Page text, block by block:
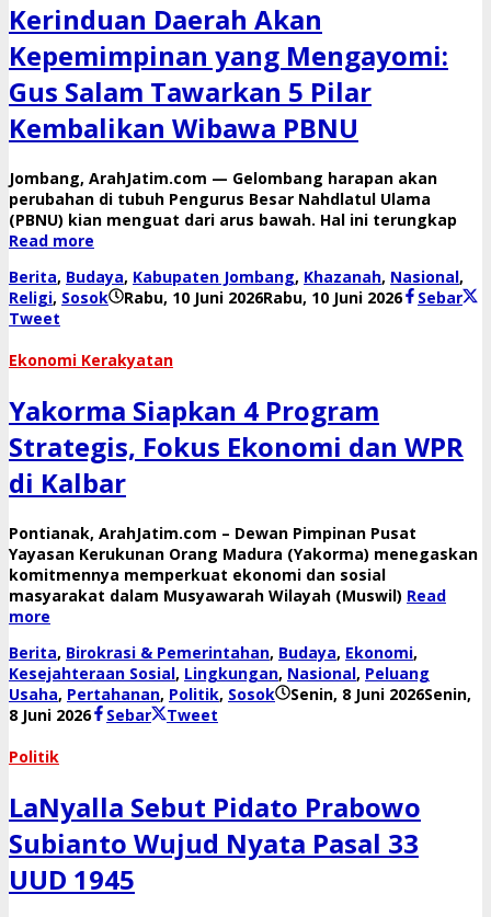
Kerinduan Daerah Akan
Kepemimpinan yang Mengayomi:
Gus Salam Tawarkan 5 Pilar
Kembalikan Wibawa PBNU
​Jombang, ArahJatim.com — Gelombang harapan akan
perubahan di tubuh Pengurus Besar Nahdlatul Ulama
(PBNU) kian menguat dari arus bawah. Hal ini terungkap
Read more
Berita, Budaya, Kabupaten Jombang, Khazanah, Nasional,
Religi, Sosok Rabu, 10 Juni 2026Rabu, 10 Juni 2026olehSebar
Tweet
Ekonomi Kerakyatan
Yakorma Siapkan 4 Program
Strategis, Fokus Ekonomi dan WPR
di Kalbar
Pontianak, ArahJatim.com – Dewan Pimpinan Pusat
Yayasan Kerukunan Orang Madura (Yakorma) menegaskan
komitmennya memperkuat ekonomi dan sosial
masyarakat dalam Musyawarah Wilayah (Muswil) Read
more
Berita, Birokrasi & Pemerintahan, Budaya, Ekonomi,
Kesejahteraan Sosial, Lingkungan, Nasional, Peluang
Usaha, Pertahanan, Politik, Sosok Senin, 8 Juni 2026Senin,
8 Juni 2026olehSebar
Tweet
Politik
LaNyalla Sebut Pidato Prabowo
Subianto Wujud Nyata Pasal 33
UUD 1945